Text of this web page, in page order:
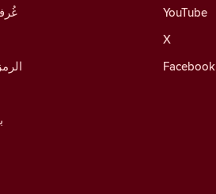
YouTube
X
Facebook